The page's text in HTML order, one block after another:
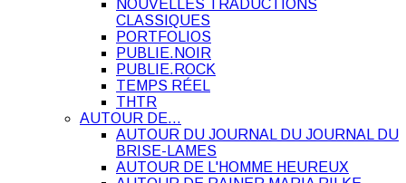
NOUVELLES TRADUCTIONS
CLASSIQUES
PORTFOLIOS
PUBLIE.NOIR
PUBLIE.ROCK
TEMPS RÉEL
THTR
AUTOUR DE…
AUTOUR DU JOURNAL DU JOURNAL DU
BRISE-LAMES
AUTOUR DE L'HOMME HEUREUX